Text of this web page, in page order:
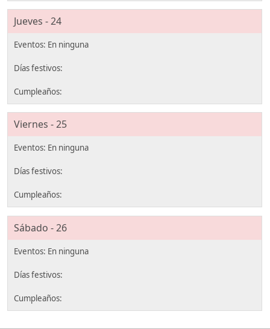
Jueves - 24
Viernes - 25
Sábado - 26